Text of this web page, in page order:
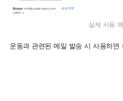
실제 사용
운동과 관련된 메일 발송 시 사용하면